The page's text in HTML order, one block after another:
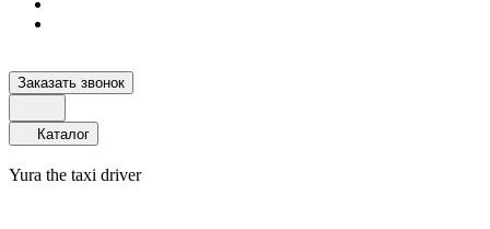
Заказать звонок
Каталог
Yura the taxi driver